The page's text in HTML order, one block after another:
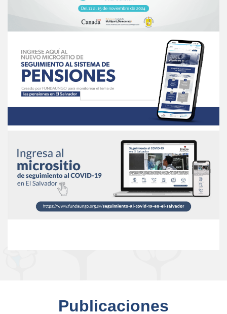
Publicaciones